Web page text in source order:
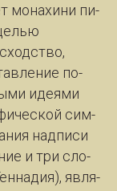
мо­на­хи­ни пи­
по­
иде­я­ми
сим­
над­пи­си
и три сло­
яв­ля­